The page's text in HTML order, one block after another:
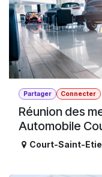
Partager Connecter
Réunion des
Automobile
Court-Saint-